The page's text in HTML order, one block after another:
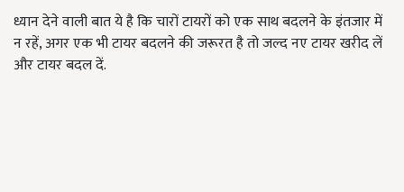
ध्यान देने वाली बात ये है कि चारों टायरों को एक साथ बदलने के इंतजार में
न रहें, अगर एक भी टायर बदलने की जरूरत है तो जल्द नए टायर खरीद लें
और टायर बदल दें.